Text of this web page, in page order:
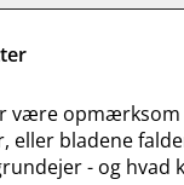
være opmærksom
eller bladene
- og hvad